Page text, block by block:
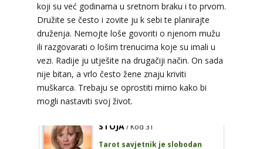
koji su već godinama u sretnom braku i to prvom.
Družite se često i zovite ju k sebi te planirajte
druženja. Nemojte loše govoriti o njenom mužu
ili razgovarati o lošim trenucima koje su imali u
vezi. Radije ju utješite na drugačiji način. On sada
nije bitan, a vrlo često žene znaju kriviti
muškarca. Trebaju se oprostiti mirno kako bi
mogli nastaviti svoj život.
TEHNIKE: numerologija, anđeoski i ljubavni tarot,
visak, yi ching, knjiga promjena mudrosti, rune,
izrada runskih amajlija
Broj tel: 064/600-600
tel:0,93€ - mob:1,12€ min